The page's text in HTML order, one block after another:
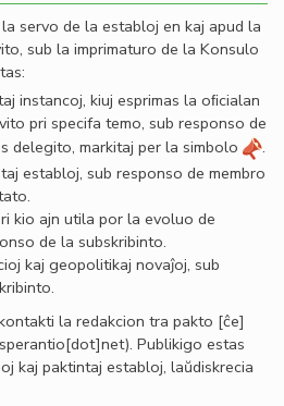
servo de la establoj en kaj apud la
sub la imprimaturo de la Konsulo
instancoj, kiuj esprimas la oﬁcialan
pri specifa temo, sub responso de
delegito, markitaj per la simbolo
.
establoj, sub responso de membro
kio ajn utila por la evoluo de
de la subskribinto.
kaj geopolitikaj novaĵoj, sub
la redakcion tra pakto [ĉe]
. Publikigo estas
kaj paktintaj establoj, laŭdiskrecia